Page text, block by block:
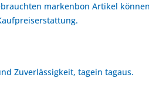
markenbon Artikel
Zuverlässigkeit, tagein tagaus.